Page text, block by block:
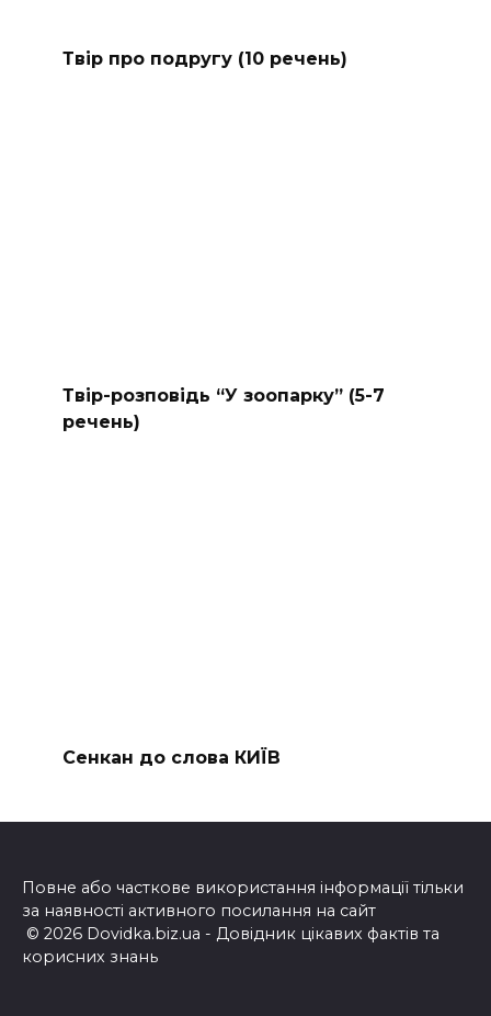
Твір про подругу (10 речень)
Твір-розповідь “У зоопарку” (5-7
речень)
Сенкан до слова КИЇВ
Повне або часткове використання інформації тільки
за наявності активного посилання на сайт
© 2026 Dovidka.biz.ua - Довідник цікавих фактів та
корисних знань